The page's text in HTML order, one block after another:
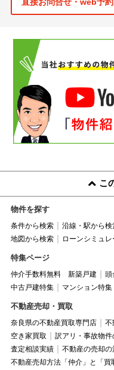
直接お問合せ・web予
こ
物件を探す
条件から検索 沿線・駅から検
地図から検索
ローンシミュ
特集ページ
仲介手数料無料 新築戸建 頭
中古戸建特集
マンション特集
不動産売却・買取
奈良県の不動産買取専門店 不
空き家買取
訳アリ・事故物
査定相談実績
不動産の売却の
不動産売却方法「仲介」と「買